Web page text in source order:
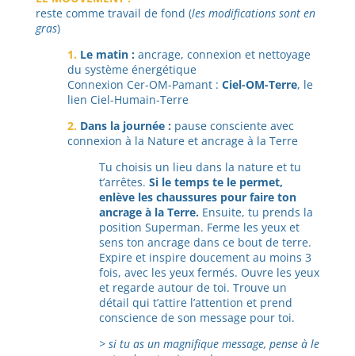
reste comme travail de fond (les modifications sont en
gras)
1.Le matin :ancrage, connexion et nettoyage
du système énergétique
Connexion Cer-OM-Pamant : Ciel-OM-Terre, le
lien Ciel-Humain-Terre
2. Dans la journée :pause consciente avec
connexion à la Nature et ancrage à la Terre
Tu choisis un lieu dans la nature et tu
t’arrêtes. Si le temps te le permet,
enlève les chaussures pour faire ton
ancrage à la Terre.Ensuite, tu prends la
position Superman. Ferme les yeux et
sens ton ancrage dans ce bout de terre.
Expire et inspire doucement au moins 3
fois, avec les yeux fermés. Ouvre les yeux
et regarde autour de toi. Trouve un
détail qui t’attire l’attention et prend
conscience de son message pour toi.
> si tu as un magnifique message, pense à le